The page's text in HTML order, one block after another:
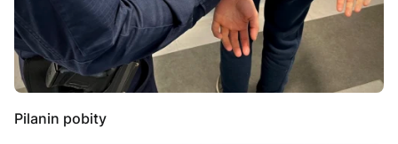
Pilanin pobity